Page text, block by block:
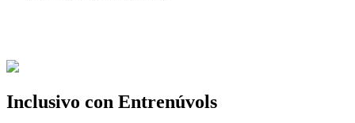
Inclusivo con Entrenúvols